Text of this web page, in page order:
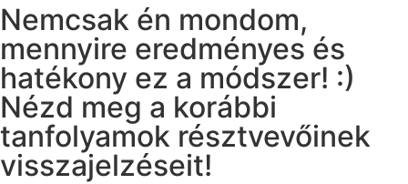
Nemcsak én mondom,
mennyire eredményes és
hatékony ez a módszer! :)
Nézd meg a korábbi
tanfolyamok résztvevőinek
visszajelzéseit!